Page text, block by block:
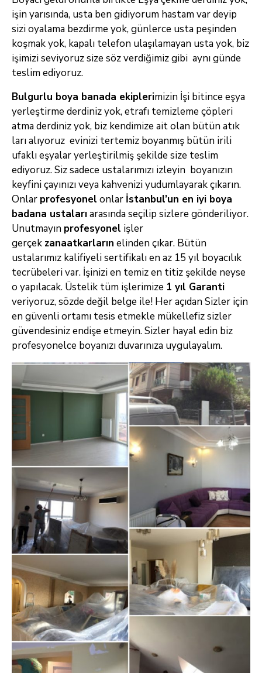
işin yarısında, usta ben gidiyorum hastam var deyip
sizi oyalama bezdirme yok, günlerce usta peşinden
koşmak yok, kapalı telefon ulaşılamayan usta yok, biz
işimizi seviyoruz size söz verdiğimiz gibi aynı günde
teslim ediyoruz.
Bulgurlu boya banada ekiplerimizin İşi bitince eşya
yerleştirme derdiniz yok, etrafı temizleme çöpleri
atma derdiniz yok, biz kendimize ait olan bütün atık
ları alıyoruz evinizi tertemiz boyanmış bütün irili
ufaklı eşyalar yerleştirilmiş şekilde size teslim
ediyoruz. Siz sadece ustalarımızı izleyin boyanızın
keyfini çayınızı veya kahveniziyudumlayarak çıkarın.
Onlar profesyonel onlar İstanbul’un en iyi boya
badana ustalarıarasında seçilip sizlere gönderiliyor.
Unutmayın profesyonel işler
gerçek zanaatkarların elinden çıkar. Bütün
ustalarımız kalifiyeli sertifikalı en az 15 yıl boyacılık
tecrübeleri var. İşinizi en temiz en titiz şekilde neyse
o yapılacak. Üstelik tüm işlerimize 1 yıl Garanti
veriyoruz, sözde değil belge ile! Her açıdan Sizler için
en güvenli ortamı tesis etmekle mükellefiz sizler
güvendesiniz endişe etmeyin. Sizler hayal edin biz
profesyonelce boyanızı duvarınıza uygulayalım.